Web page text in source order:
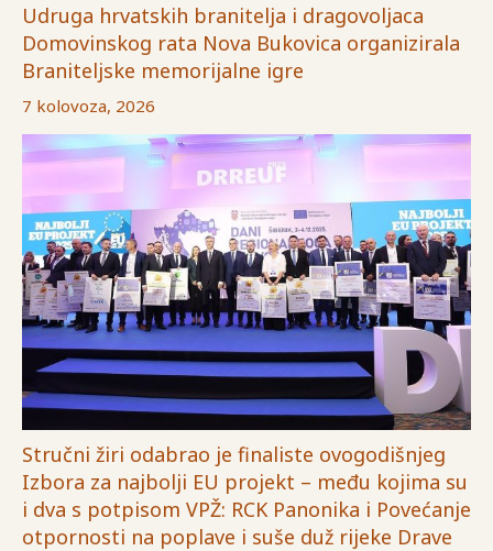
Udruga hrvatskih branitelja i dragovoljaca
Domovinskog rata Nova Bukovica organizirala
Braniteljske memorijalne igre
7 kolovoza, 2026
Stručni žiri odabrao je finaliste ovogodišnjeg
Izbora za najbolji EU projekt – među kojima su
i dva s potpisom VPŽ: RCK Panonika i Povećanje
otpornosti na poplave i suše duž rijeke Drave